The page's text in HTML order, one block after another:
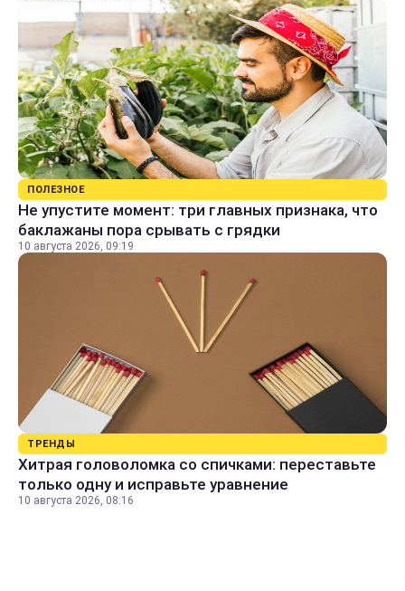
ПОЛЕЗНОЕ
Не упустите момент: три главных признака, что
баклажаны пора срывать с грядки
10 августа 2026, 09:19
ТРЕНДЫ
Хитрая головоломка со спичками: переставьте
только одну и исправьте уравнение
10 августа 2026, 08:16